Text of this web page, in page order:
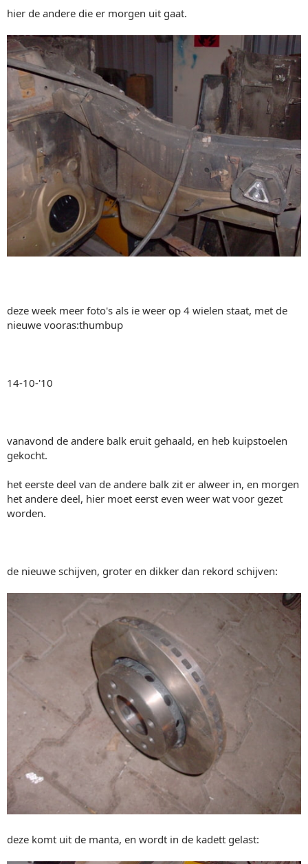
hier de andere die er morgen uit gaat.
deze week meer foto's als ie weer op 4 wielen staat, met de
nieuwe vooras:thumbup
14-10-'10
vanavond de andere balk eruit gehaald, en heb kuipstoelen
gekocht.
het eerste deel van de andere balk zit er alweer in, en morgen
het andere deel, hier moet eerst even weer wat voor gezet
worden.
de nieuwe schijven, groter en dikker dan rekord schijven:
deze komt uit de manta, en wordt in de kadett gelast: